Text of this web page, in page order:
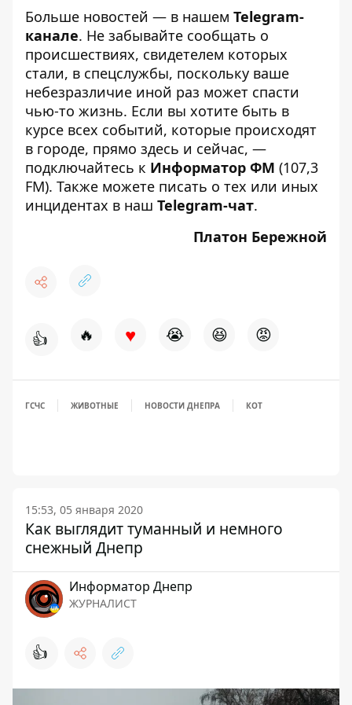
Больше новостей — в нашем Telegram-
канале. Не забывайте сообщать о
происшествиях, свидетелем которых
стали, в спецслужбы, поскольку ваше
небезразличие иной раз может спасти
чью-то жизнь. Если вы хотите быть в
курсе всех событий, которые происходят
в городе, прямо здесь и сейчас, —
подключайтесь к Информатор ФМ (107,3
FM). Также можете писать о тех или иных
инцидентах в наш Telegram-чат.
Платон Бережной
👍 🔥 ♥ 😭 😆 😡
ГСЧС ЖИВОТНЫЕ НОВОСТИ ДНЕПРА КОТ
15:53, 05 января 2020
Как выглядит туманный и немного
снежный Днепр
Информатор Днепр
ЖУРНАЛИСТ
👍